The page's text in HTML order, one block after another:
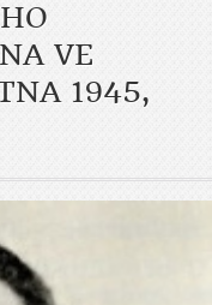
VE
1945,